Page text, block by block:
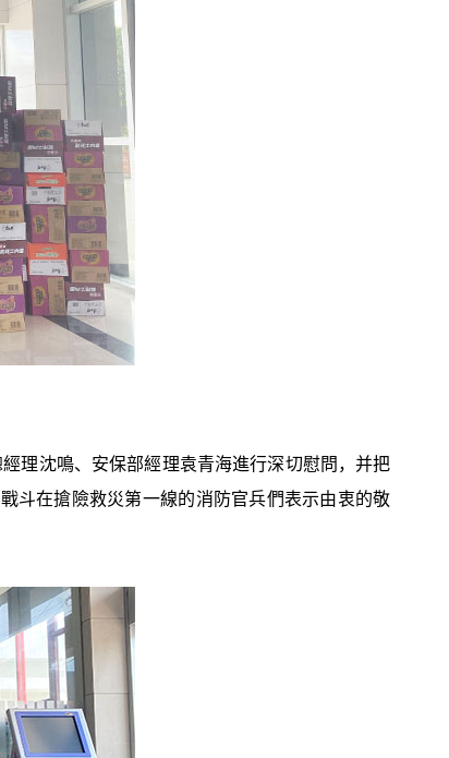
理沈鳴、安保部經理袁青海進行深切慰問，并把
斗在搶險救災第一線的消防官兵們表示由衷的敬